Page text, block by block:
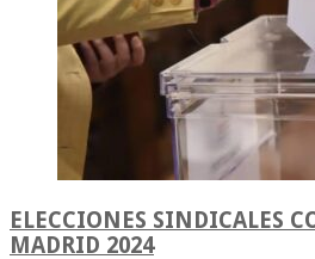
ELECCIONES SINDICALES
MADRID 2024